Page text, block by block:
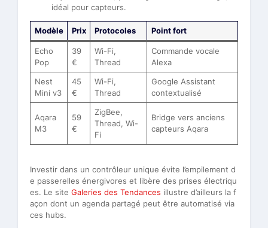
idéal pour capteurs.
Modèle Prix Protocoles Point fort
Echo
Pop
39
€
Wi-Fi,
Thread
Commande vocale
Alexa
Nest
Mini v3
45
€
Wi-Fi,
Thread
Google Assistant
contextualisé
Aqara
M3
59
€
ZigBee,
Thread, Wi-
Fi
Bridge vers anciens
capteurs Aqara
Investir dans un contrôleur unique évite l’empilement d
e passerelles énergivores et libère des prises électriqu
es. Le site Galeries des Tendances illustre d’ailleurs la f
açon dont un agenda partagé peut être automatisé via
ces hubs.